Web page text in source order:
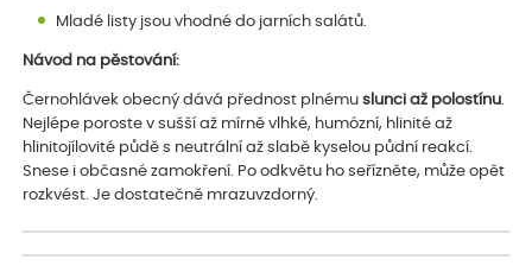
Mladé listy jsou vhodné do jarních salátů.
Návod na pěstování:
Černohlávek obecný dává přednost plnému slunci až polostínu.
Nejlépe poroste v sušší až mírně vlhké, humózní, hlinité až
hlinitojílovité půdě s neutrální až slabě kyselou půdní reakcí.
Snese i občasné zamokření. Po odkvětu ho seřízněte, může opět
rozkvést. Je dostatečně mrazuvzdorný.